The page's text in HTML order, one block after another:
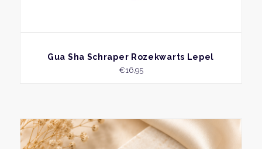
BEKIJK
Gua Sha Schraper Rozekwarts Lepel
€16,95